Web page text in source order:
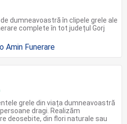
dumneavoastră în clipele grele ale
complete în tot județul Gorj
grele din viața dumneavoastră
dragi. Realizăm
deosebite, din flori naturale sau